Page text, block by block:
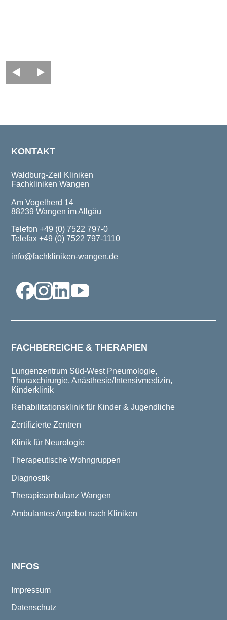
KONTAKT
Waldburg-Zeil Kliniken
Fachkliniken Wangen
Am Vogelherd 14
88239 Wangen im Allgäu
Telefon +49 (0) 7522 797-0
Telefax +49 (0) 7522 797-1110
info@fachkliniken-wangen.de
FACHBEREICHE & THERAPIEN
Lungenzentrum Süd-West Pneumologie,
Thoraxchirurgie, Anästhesie/Intensivmedizin,
Kinderklinik
Rehabilitationsklinik für Kinder & Jugendliche
Zertifizierte Zentren
Klinik für Neurologie
Therapeutische Wohngruppen
Diagnostik
Therapieambulanz Wangen
Ambulantes Angebot nach Kliniken
INFOS
Impressum
Datenschutz